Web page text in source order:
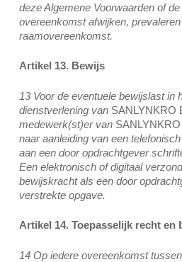
deze Algemene Voorwaarden of
overeenkomst afwijken,
raamovereenkomst.
Artikel 13. Bewijs
13 Voor de eventuele bewijslast in
dienstverlening van SANLYNKRO
medewerk(st)er van
naar aanleiding van een
aan een door opdrachtgever
Een elektronisch of digitaal
bewijskracht als een door
verstrekte opgave.
Artikel 14. Toepasselijk recht en
14 Op iedere overeenkomst tussen